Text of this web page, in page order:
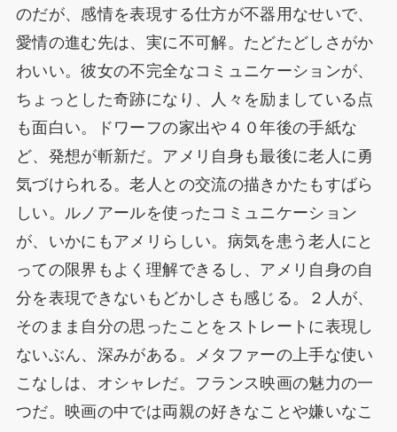
のだが、感情を表現する仕方が不器用なせいで、
愛情の進む先は、実に不可解。たどたどしさがか
わいい。彼女の不完全なコミュニケーションが、
ちょっとした奇跡になり、人々を励ましている点
も面白い。ドワーフの家出や４０年後の手紙な
ど、発想が斬新だ。アメリ自身も最後に老人に勇
気づけられる。老人との交流の描きかたもすばら
しい。ルノアールを使ったコミュニケーション
が、いかにもアメリらしい。病気を患う老人にと
っての限界もよく理解できるし、アメリ自身の自
分を表現できないもどかしさも感じる。２人が、
そのまま自分の思ったことをストレートに表現し
ないぶん、深みがある。メタファーの上手な使い
こなしは、オシャレだ。フランス映画の魅力の一
つだ。映画の中では両親の好きなことや嫌いなこ